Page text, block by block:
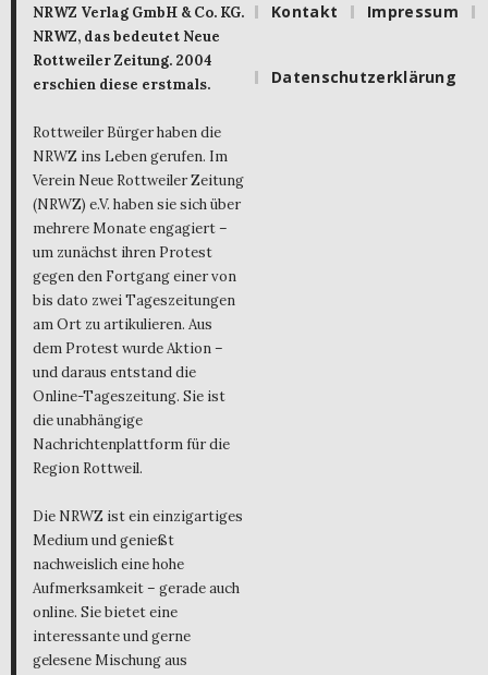
NRWZ Verlag GmbH & Co. KG.
NRWZ, das bedeutet Neue
Rottweiler Zeitung. 2004
erschien diese erstmals.
Rottweiler Bürger haben die
NRWZ ins Leben gerufen. Im
Verein Neue Rottweiler Zeitung
(NRWZ) e.V. haben sie sich über
mehrere Monate engagiert –
um zunächst ihren Protest
gegen den Fortgang einer von
bis dato zwei Tageszeitungen
am Ort zu artikulieren. Aus
dem Protest wurde Aktion –
und daraus entstand die
Online-Tageszeitung. Sie ist
die unabhängige
Nachrichtenplattform für die
Region Rottweil.
Die NRWZ ist ein einzigartiges
Medium und genießt
nachweislich eine hohe
Aufmerksamkeit – gerade auch
online. Sie bietet eine
interessante und gerne
gelesene Mischung aus
Kontakt Impressum
Datenschutzerklärung